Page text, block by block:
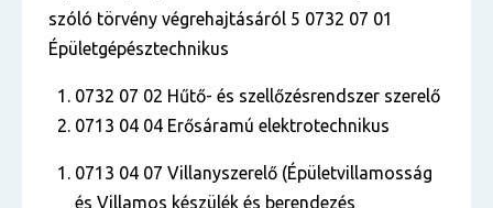
szóló törvény végrehajtásáról 5 0732 07 01
Épületgépésztechnikus
0732 07 02 Hűtő- és szellőzésrendszer szerelő
0713 04 04 Erősáramú elektrotechnikus
0713 04 07 Villanyszerelő (Épületvillamosság
és Villamos készülék és berendezés